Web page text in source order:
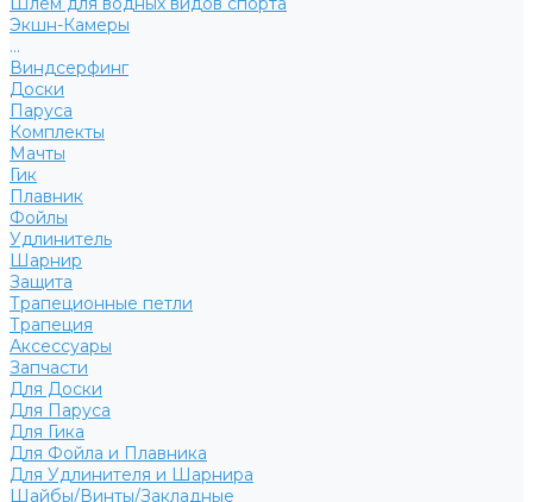
Экшн-Камеры
...
Виндсерфинг
Доски
Паруса
Комплекты
Мачты
Гик
Плавник
Фойлы
Удлинитель
Шарнир
Защита
Трапеционные петли
Трапеция
Аксессуары
Запчасти
Для Доски
Для Паруса
Для Гика
Для Фойла и Плавника
Для Удлинителя и Шарнира
Шайбы/Винты/Закладные